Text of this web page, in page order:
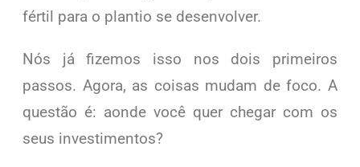
fértil para o plantio se desenvolver.
Nós já fizemos isso nos dois primeiros
passos. Agora, as coisas mudam de foco. A
questão é: aonde você quer chegar com os
seus investimentos?